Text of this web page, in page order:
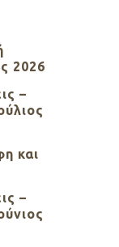
2026
–
και
–